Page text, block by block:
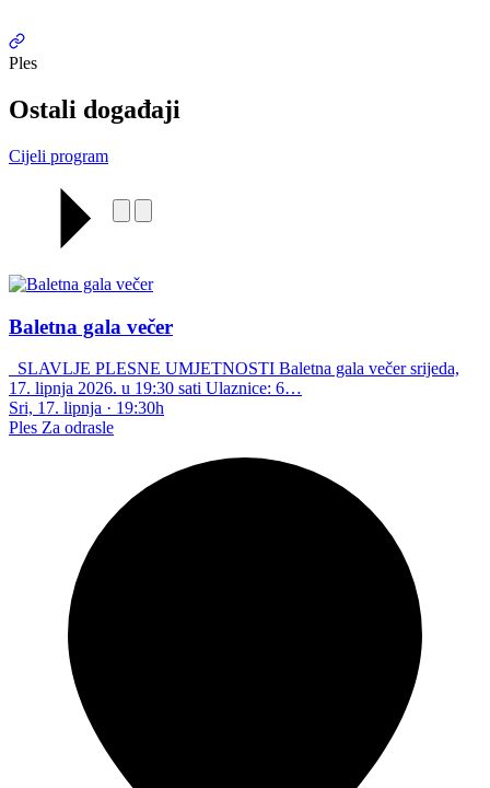
Ples
Ostali događaji
Cijeli program
Baletna gala večer
SLAVLJE PLESNE UMJETNOSTI Baletna gala večer srijeda,
17. lipnja 2026. u 19:30 sati Ulaznice: 6…
Sri, 17. lipnja · 19:30h
Ples Za odrasle